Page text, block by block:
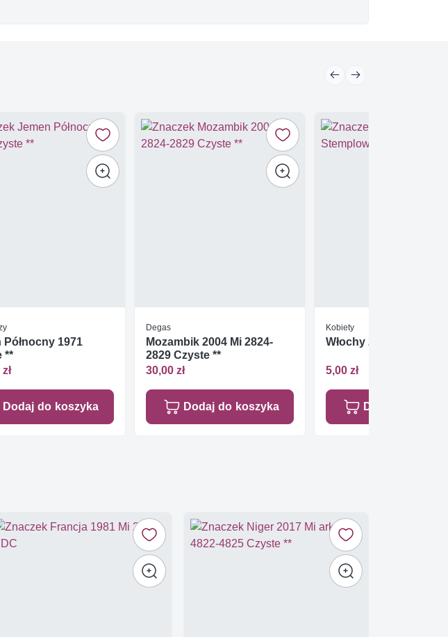
Północny 1971
**
Dodaj do koszyka
Degas
Mozambik 2004 Mi 2824-
2829 Czyste **
30,00 zł
Dodaj do koszyka
Kobiety
Włochy 2000
5,00 zł
Dodaj do